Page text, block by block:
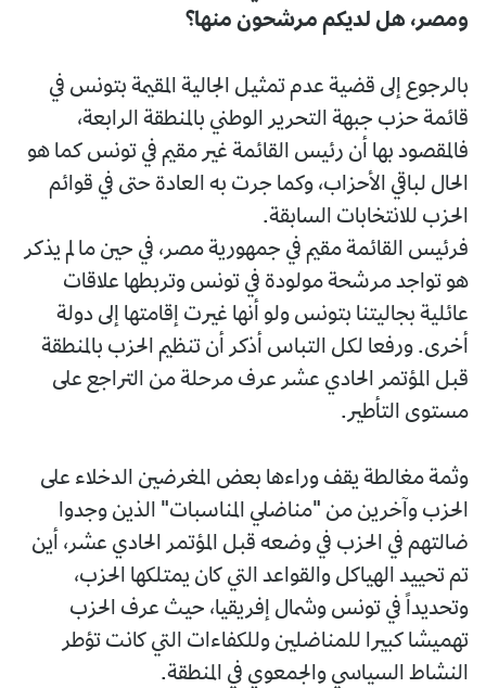
ومصر، هل لديكم مرشحون منها؟
بالرجوع إلى قضية عدم تمثيل الجالية المقيمة بتونس في
قائمة حزب جبهة التحرير الوطني بالمنطقة الرابعة،
فالمقصود بها أن رئيس القائمة غير مقيم في تونس كما هو
الحال لباقي الأحزاب، وكما جرت به العادة حتى في قوائم
الحزب للانتخابات السابقة.
فرئيس القائمة مقيم في جمهورية مصر، في حين ما لم يذكر
هو تواجد مرشحة مولودة في تونس وتربطها علاقات
عائلية بجاليتنا بتونس ولو أنها غيرت إقامتها إلى دولة
أخرى. ورفعا لكل التباس أذكر أن تنظيم الحزب بالمنطقة
قبل المؤتمر الحادي عشر عرف مرحلة من التراجع على
مستوى التأطير.
وثمة مغالطة يقف وراءها بعض المغرضين الدخلاء على
الحزب وآخرين من "مناضلي المناسبات" الذين وجدوا
ضالتهم في الحزب في وضعه قبل المؤتمر الحادي عشر، أين
تم تحييد الهياكل والقواعد التي كان يمتلكها الحزب،
وتحديداً في تونس وشمال إفريقيا، حيث عرف الحزب
تهميشا كبيرا للمناضلين وللكفاءات التي كانت تؤطر
النشاط السياسي والجمعوي في المنطقة.